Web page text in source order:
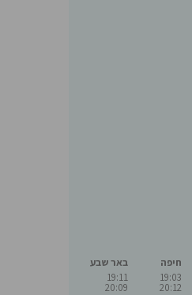
חיפה
19:03
20:12
באר שבע
19:11
20:09